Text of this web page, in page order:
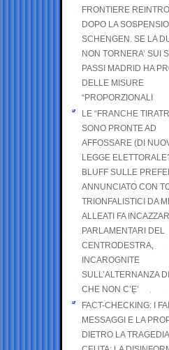
FRONTIERE
DOPO LA
SCHENGEN. SE LA
NON TORNERA’ SUI
PASSI MADRID HA
DELLE MISURE
“PROPORZIONALI
LE “FRANCHE
SONO PRONTE AD
AFFOSSARE (DI
LEGGE
BLUFF SULLE
ANNUNCIATO CON
TRIONFALISTICI DA
ALLEATI FA
PARLAMENTARI DEL
CENTRODESTRA,
INCAROGNITE
SULL’ALTERNANZA
CHE NON C’E’
FACT-CHECKING: I
MESSAGGI E LA
DIETRO LA TRAGEDIA